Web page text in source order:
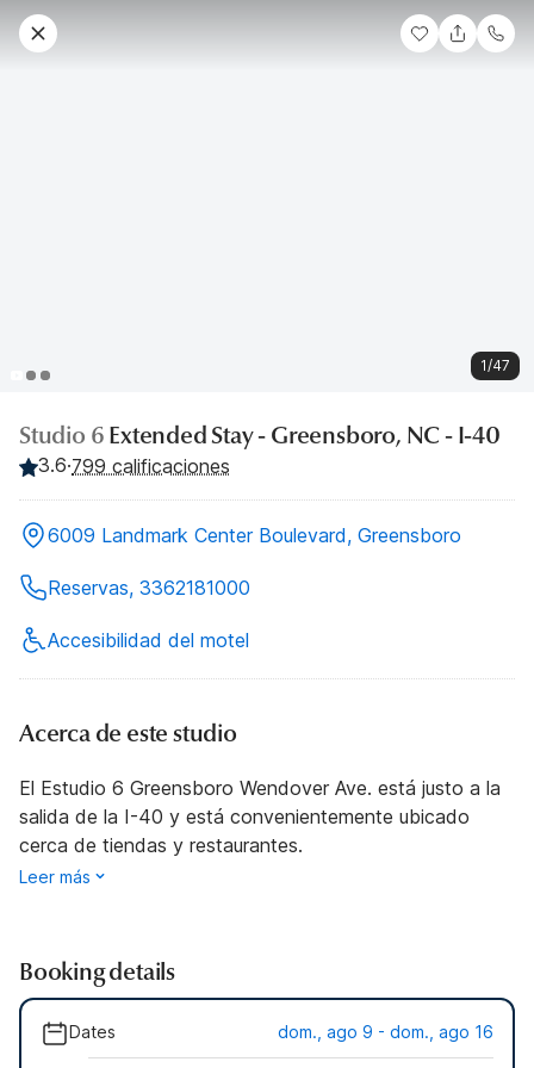
1/47
Studio 6 Extended Stay - Greensboro, NC - I-40
3.6·799 calificaciones
6009 Landmark Center Boulevard, Greensboro
Reservas, 3362181000
Accesibilidad del motel
Acerca de este studio
El Estudio 6 Greensboro Wendover Ave. está justo a la
salida de la I-40 y está convenientemente ubicado
cerca de tiendas y restaurantes.
Leer más
Booking details
Dates dom., ago 9 - dom., ago 16